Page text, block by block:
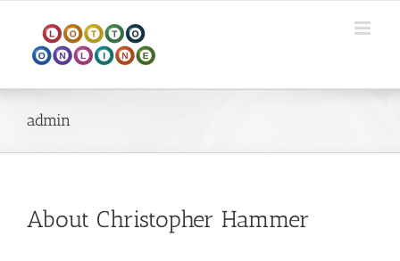
content
admin
About Christopher Hammer